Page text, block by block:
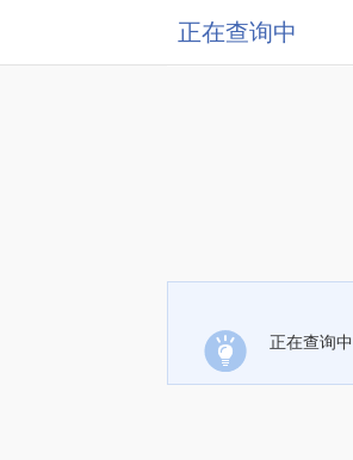
正在查询中
正在查询